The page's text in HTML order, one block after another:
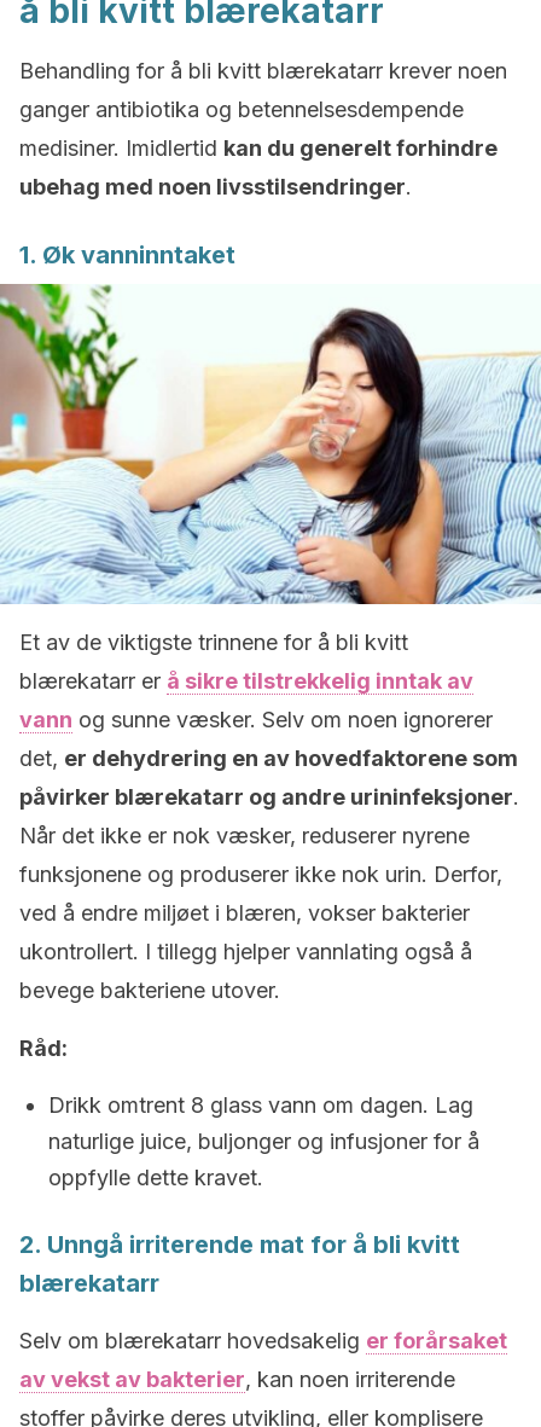
å bli kvitt blærekatarr
Behandling for å bli kvitt blærekatarr krever noen
ganger antibiotika og betennelsesdempende
medisiner. Imidlertid kan du generelt forhindre
ubehag med noen livsstilsendringer.
1. Øk vanninntaket
Et av de viktigste trinnene for å bli kvitt
blærekatarr er å sikre tilstrekkelig inntak av
vann og sunne væsker. Selv om noen ignorerer
det, er dehydrering en av hovedfaktorene som
påvirker blærekatarr og andre urininfeksjoner.
Når det ikke er nok væsker, reduserer nyrene
funksjonene og produserer ikke nok urin. Derfor,
ved å endre miljøet i blæren, vokser bakterier
ukontrollert. I tillegg hjelper vannlating også å
bevege bakteriene utover.
Råd:
Drikk omtrent 8 glass vann om dagen. Lag
naturlige juice, buljonger og infusjoner for å
oppfylle dette kravet.
2. Unngå irriterende mat for å bli kvitt
blærekatarr
Selv om blærekatarr hovedsakelig er forårsaket
av vekst av bakterier, kan noen irriterende
stoffer påvirke deres utvikling, eller komplisere